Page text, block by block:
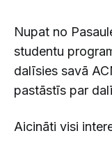
Nupat no
studentu
dalīsies savā
pastāstīs par
Aicināti visi